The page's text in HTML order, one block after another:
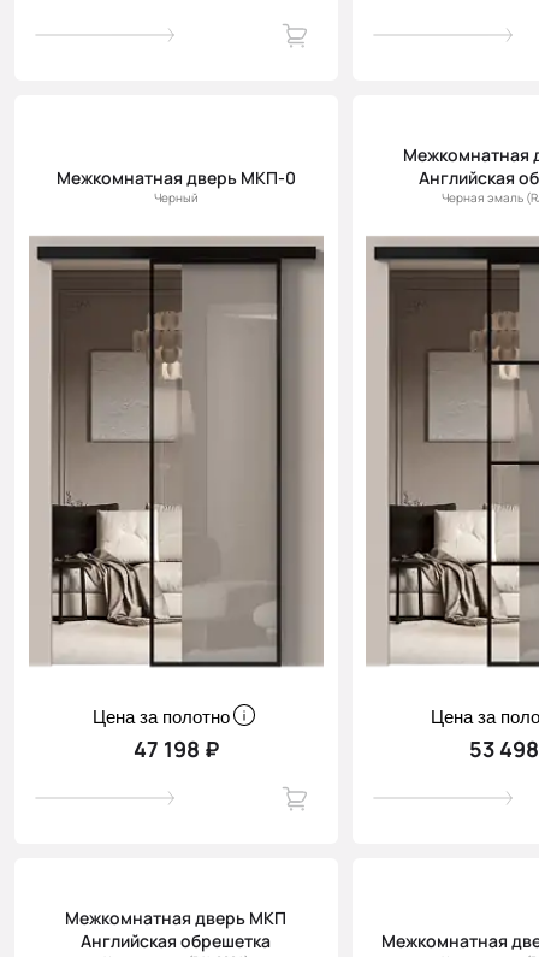
Межкомнатная дверь МКП-0
Черный
Цена за полотно
47 198 ₽
Межкомнатная
Английская
Черная эмаль
Цена за
53
Межкомнатная дверь МКП
Английская обрешетка
Межкомнатная